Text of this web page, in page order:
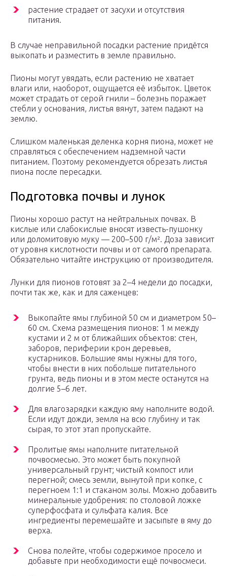
растение страдает от засухи и отсутствия
питания.
В случае неправильной посадки растение придётся
выкопать и разместить в земле правильно.
Пионы могут увядать, если растению не хватает
влаги или, наоборот, ощущается её избыток. Цветок
может страдать от серой гнили – болезнь поражает
стебли у основания, листья вянут, затем падают на
землю.
Слишком маленькая деленка корня пиона, может не
справляться с обеспечением надземной части
питанием. Поэтому рекомендуется обрезать листья
пиона после пересадки.
Подготовка почвы и лунок
Пионы хорошо растут на нейтральных почвах. В
кислые или слабокислые вносят известь-пушонку
или доломитовую муку — 200–500 г/м². Доза зависит
от уровня кислотности почвы и от самого́ препарата.
Обязательно читайте инструкцию от производителя.
Лунки для пионов готовят за 2–4 недели до посадки,
почти так же, как и для саженцев:
Выкопайте ямы глубиной 50 см и диаметром 50–
60 см. Схема размещения пионов: 1 м между
кустами и 2 м от ближайших объектов: стен,
заборов, периферии крон деревьев,
кустарников. Большие ямы нужны для того,
чтобы внести в них побольше питательного
грунта, ведь пионы и в этом месте останутся на
долгие 5–6 лет.
Для влагозарядки каждую яму наполните водой.
Если идут дожди, земля на всю глубину и так
сырая, то этот этап пропускайте.
Пролитые ямы наполните питательной
почвосмесью. Это может быть покупной
универсальный грунт; чистый компост или
перегной; смесь земли, вынутой при копке, с
перегноем 1:1 и стаканом золы. Можно добавить
минеральные удобрения: по столовой ложке
суперфосфата и сульфата калия. Все
ингредиенты перемешайте и засыпьте в яму до
верха.
Снова полейте, чтобы содержимое просело и
добавьте при необходимости ещё почвосмеси.